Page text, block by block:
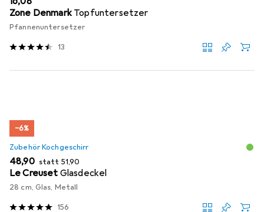
Zone Denmark Topfuntersetzer
Pfannenuntersetzer
13
−6%
Zubehör Kochgeschirr
EUR
48,90 statt EUR
51,90
Le Creuset Glasdeckel
28 cm, Glas, Metall
156